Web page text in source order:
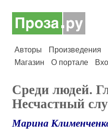
Авторы Произведения
Магазин
О портале
Среди людей.
Несчастный
Марина